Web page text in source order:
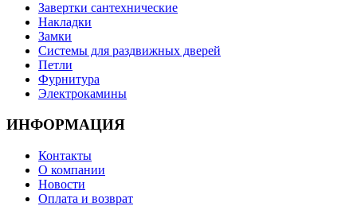
Завертки сантехнические
Накладки
Замки
Системы для раздвижных дверей
Петли
Фурнитура
Электрокамины
ИНФОРМАЦИЯ
Контакты
О компании
Новости
Оплата и возврат